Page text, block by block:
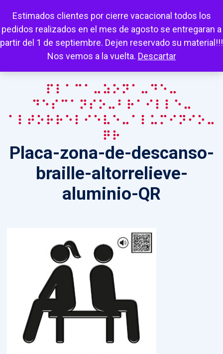
Estimados clientes por cierre vacacional todos los
pedidos realizados en el mes de agosto se entregaran a
partir del 1 de septiembre. Dejen reservado su material!!!
Nos vemos a la vuelta. Descartar
Mi cuenta Carrito Favoritos Escuchar
Placa-zona-de-
descanso-braille-
altorrelieve-aluminio-
QR
Placa-zona-de-descanso-
braille-altorrelieve-
aluminio-QR